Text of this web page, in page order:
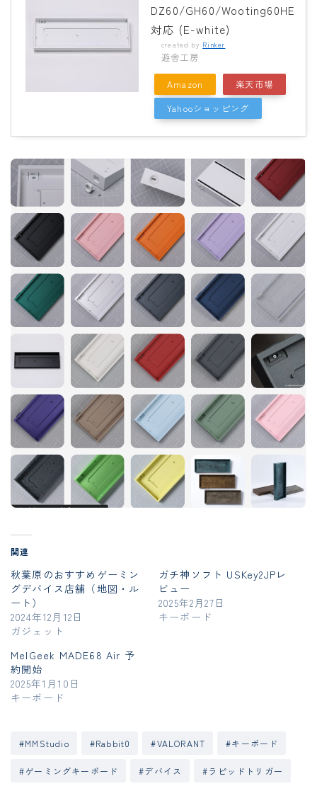
DZ60/GH60/Wooting60HE
対応 (E-white)
created by Rinker
遊舎工房
Amazon
楽天市場
Yahooショッピング
関連
秋葉原のおすすめゲーミン
グデバイス店舗（地図・ル
ート）
2024年12月12日
ガジェット
ガチ神ソフト USKey2JPレ
ビュー
2025年2月27日
キーボード
MelGeek MADE68 Air 予
約開始
2025年1月10日
キーボード
#MMStudio #Rabbit0 #VALORANT #キーボード
#ゲーミングキーボード #デバイス #ラピッドトリガー